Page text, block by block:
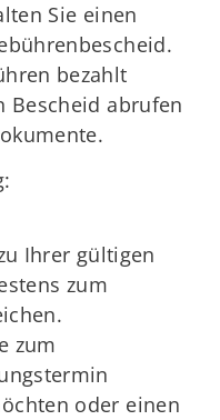
Sie einen
bezahlt
Bescheid abrufen
Ihrer gültigen
zum
zum
oder einen